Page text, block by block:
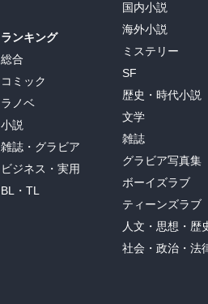
ランキング
総合
コミック
ラノベ
小説
雑誌・グラビア
ビジネス・実用
BL・TL
国内小説
海外小説
ミステリー
SF
歴史・時代小説
文学
雑誌
グラビア写真集
ボーイズラブ
ティーンズラブ
人文・思想・歴
社会・政治・法